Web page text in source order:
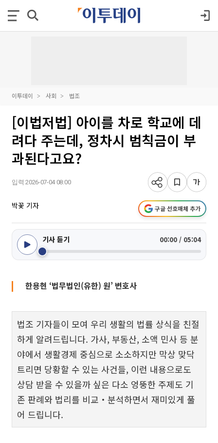
이투데이 사회 법조
[이법저법] 아이를 차로 학교에 데
려다 주는데, 정차시 범칙금이 부
과된다고요?
입력 2026-07-04 08:00
박꽃 기자 구글 선호매체 추가
기사 듣기 00:00 / 05:04
한용현 ‘법무법인(유한) 원’ 변호사
법조 기자들이 모여 우리 생활의 법률 상식을 친절
하게 알려드립니다. 가사, 부동산, 소액 민사 등 분
야에서 생활경제 중심으로 소소하지만 막상 맞닥
트리면 당황할 수 있는 사건들, 이런 내용으로도
상담 받을 수 있을까 싶은 다소 엉뚱한 주제도 기
존 판례와 법리를 비교‧분석하면서 재미있게 풀
어 드립니다.